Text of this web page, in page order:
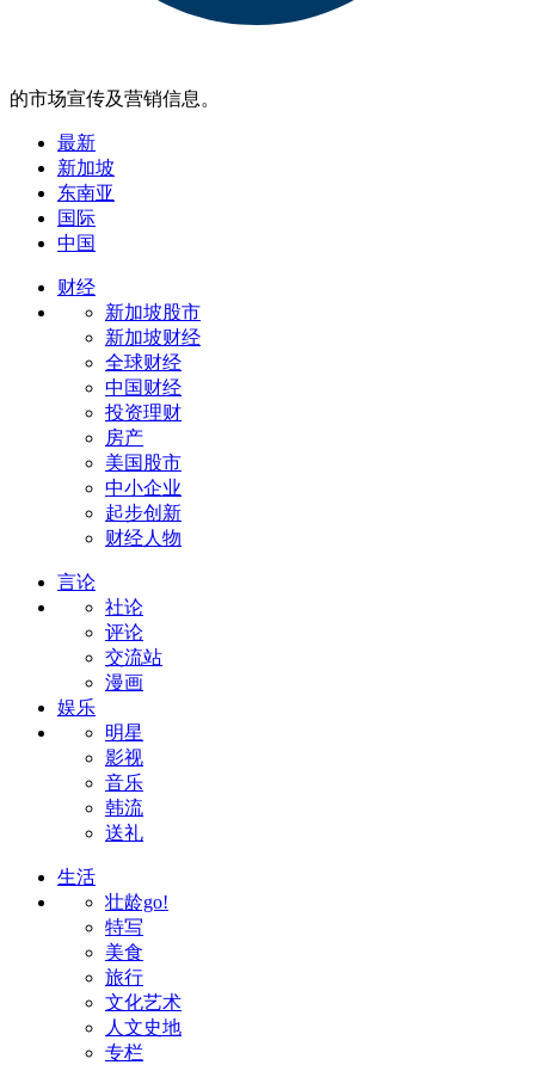
的市场宣传及营销信息。
最新
新加坡
东南亚
国际
中国
财经
新加坡股市
新加坡财经
全球财经
中国财经
投资理财
房产
美国股市
中小企业
起步创新
财经人物
言论
社论
评论
交流站
漫画
娱乐
明星
影视
音乐
韩流
送礼
生活
壮龄go!
特写
美食
旅行
文化艺术
人文史地
专栏